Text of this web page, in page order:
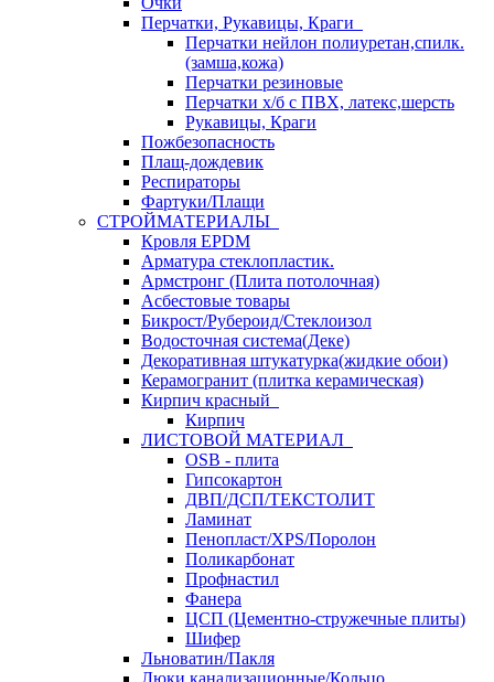
Перчатки, Рукавицы, Краги
Перчатки нейлон полиуретан,спилк.
(замша,кожа)
Перчатки резиновые
Перчатки х/б с ПВХ, латекс,шерсть
Рукавицы, Краги
Пожбезопасность
Плащ-дождевик
Респираторы
Фартуки/Плащи
СТРОЙМАТЕРИАЛЫ
Кровля ЕРDM
Арматура стеклопластик.
Армстронг (Плита потолочная)
Асбестовые товары
Бикрост/Рубероид/Стеклоизол
Водосточная система(Деке)
Декоративная штукатурка(жидкие обои)
Керамогранит (плитка керамическая)
Кирпич красный
Кирпич
ЛИСТОВОЙ МАТЕРИАЛ
OSB - плита
Гипсокартон
ДВП/ДСП/ТЕКСТОЛИТ
Ламинат
Пенопласт/XPS/Поролон
Поликарбонат
Профнастил
Фанера
ЦСП (Цементно-стружечные плиты)
Шифер
Льноватин/Пакля
Люки канализационные/Кольцо